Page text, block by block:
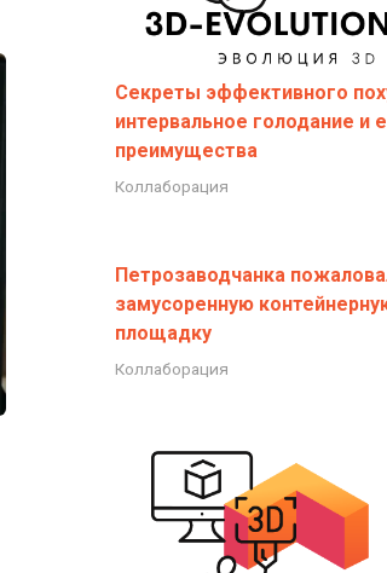
Секреты эффективного
интервальное голодание и
преимущества
Коллаборация
Петрозаводчанка
замусоренную
площадку
Коллаборация